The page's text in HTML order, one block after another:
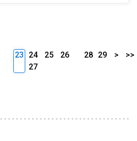
23 24 25
26
27
28 29 > >>